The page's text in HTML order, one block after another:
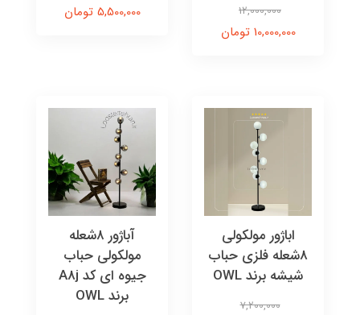
12,000,000
10,000,000 تومان
5,500,000 تومان
اباژور مولکولی
8شعله فلزی حباب
شیشه برند OWL
7,200,000
آباژور ۸شعله
مولکولی حباب
جیوه ای کد A8j
برند OWL